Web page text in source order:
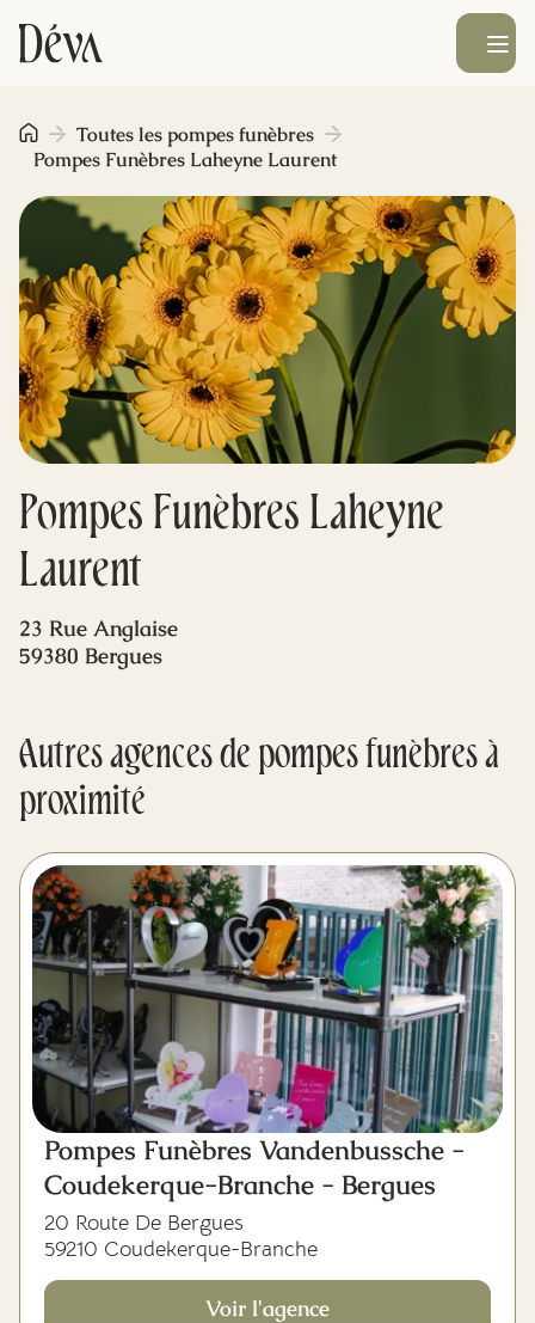
Obsèques
Prévoyance
Monument funéraire
Livraison de fleurs
Blog
Ouvrir le
Pompes Funèbres Laheyne
Laurent
Toutes les pompes funèbres
Pompes Funèbres Laheyne Laurent
23 Rue Anglaise
59380 Bergues
Autres agences de pompes funèbres à
proximité
Pompes Funèbres Vandenbussche -
Coudekerque-Branche - Bergues
20 Route De Bergues
59210 Coudekerque-Branche
Voir l'agence